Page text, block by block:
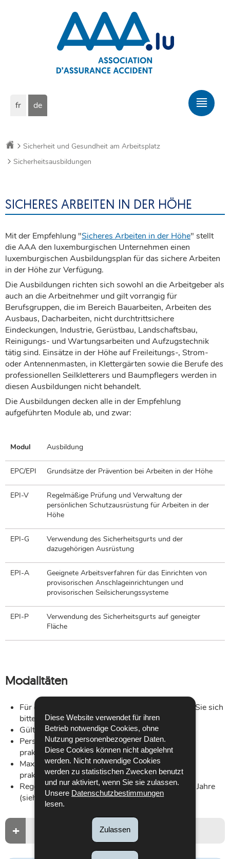
Diese Website verwendet für ihren
Betrieb notwendige Cookies, ohne
Nutzung personenbezogener Daten.
Diese Cookies können nicht abgelehnt
werden. Nicht notwendige Cookies
werden zu statistischen Zwecken benutzt
und nur aktiviert, wenn Sie sie zulassen.
Unsere Datenschutzbestimmungen
lesen.
Zulassen
Sprache
wechseln
fr de
Startseite
Sicherheit und Gesundheit am Arbeitsplatz
Sicherheitsausbildungen
SICHERES ARBEITEN IN DER HÖHE
Mit der Empfehlung "Sicheres Arbeiten in der Höhe" stellt
die AAA den luxemburgischen Unternehmen einen
luxemburgischen Ausbildungsplan für das sichere Arbeiten
in der Höhe zur Verfügung.
Die Ausbildungen richten sich sowohl an die Arbeitgeber als
auch an die Arbeitnehmer und gilt vorrangig für
Berufsgruppen, die im Bereich Bauarbeiten, Arbeiten des
Ausbaus, Dacharbeiten, nicht durchtrittsichere
Eindeckungen, Industrie, Gerüstbau, Landschaftsbau,
Reinigungs- und Wartungsarbeiten und Aufzugstechnik
tätig sind. Einsätze in der Höhe auf Freileitungs-, Strom-
oder Antennenmasten, in Klettergärten sowie die Berufe des
professionellen Seilkletterers und Baumpflegers werden in
diesen Ausbildungen nicht behandelt.
Die Ausbildungen decken alle in der Empfehlung
aufgeführten Module ab, und zwar:
Modul Ausbildung
EPC/EPI Grundsätze der Prävention bei Arbeiten in der Höhe
EPI-V
Regelmäßige Prüfung und Verwaltung der
persönlichen Schutzausrüstung für Arbeiten in der
Höhe
EPI-G
Verwendung des Sicherheitsgurts und der
dazugehörigen Ausrüstung
EPI-A
Geeignete Arbeitsverfahren für das Einrichten von
provisorischen Anschlageinrichtungen und
provisorischen Seilsicherungssysteme
EPI-P
Verwendung des Sicherheitsgurts auf geneigter
Fläche
Modalitäten
Für die Organisation der Ausbildungen, wenden Sie sich
bitte direkt an die Ausbildungsstelle.
Gültige medizinische Eignung (sieheBroschüre
Persönliche Schutzausrüstung angepasst an die
praktische Ausbildung.
Maximal 9 beziehungsweise 12 Teilnehmer pro
praktische Ausbildung (siehe die Empfehlung).
Regelmäßige Auffrischung der Kenntnisse alle 5 Jahre
(siehe die Empfehlung).
Liste der Ausbildungsstellen